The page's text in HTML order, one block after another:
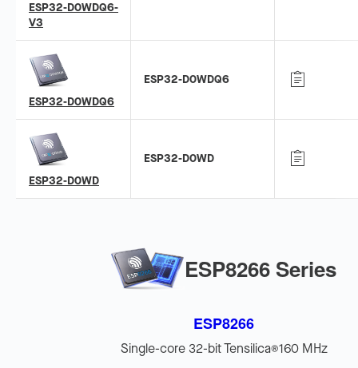
ESP32-D0WDQ6-
V3
ESP32-D0WDQ6
ESP32-D0WDQ6
ESP32-D0WD
ESP32-D0WD
ESP8266 Series
ESP8266
Single-core 32-bit Tensilica®160 MHz